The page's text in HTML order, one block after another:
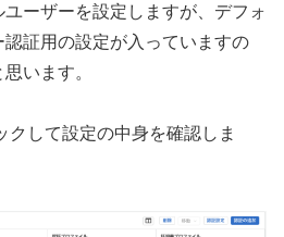
ーザーを設定しますが、デフォ
証用の設定が入っていますの
います。
クして設定の中身を確認しま